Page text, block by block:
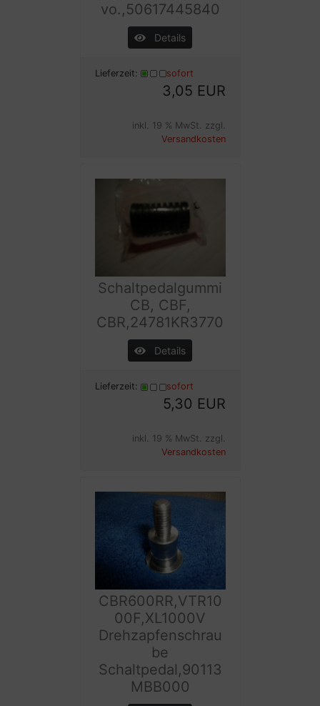
vo.,50617445840
Details
Lieferzeit: sofort
3,05 EUR
inkl. 19 % MwSt. zzgl.
Versandkosten
Schaltpedalgummi
CB, CBF,
CBR,24781KR3770
Details
Lieferzeit: sofort
5,30 EUR
inkl. 19 % MwSt. zzgl.
Versandkosten
CBR600RR,VTR10
00F,XL1000V
Drehzapfenschrau
be
Schaltpedal,90113
MBB000